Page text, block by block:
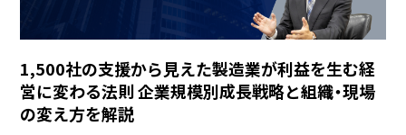
1,500社の支援から見えた製造業が利益を生む経
営に変わる法則 企業規模別成長戦略と組織・現場
の変え方を解説